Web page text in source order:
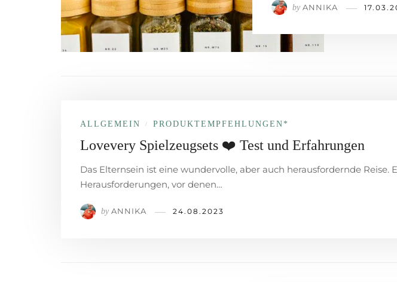
by ANNIKA
ALLGEMEIN / PRODUKT­EMPFEHLUNGEN*
Lovevery Spielzeugsets ❤️ Test und Erfahrungen
Das Elternsein ist eine wundervolle, aber auch herausfordernde Reise.
Herausforderungen, vor denen…
by ANNIKA 24.08.2023